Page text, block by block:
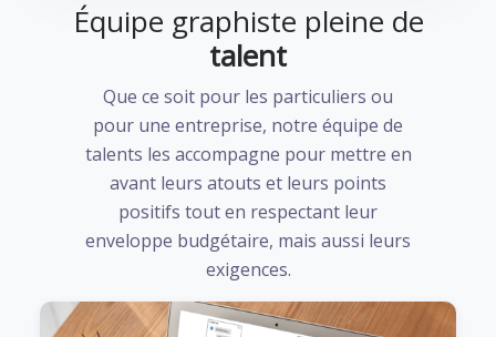
Équipe graphiste pleine de
talent
Que ce soit pour les particuliers ou
pour une entreprise, notre équipe de
talents les accompagne pour mettre en
avant leurs atouts et leurs points
positifs tout en respectant leur
enveloppe budgétaire, mais aussi leurs
exigences.